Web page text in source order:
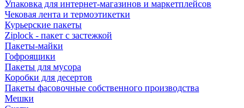
Упаковка для интернет-магазинов и маркетплейсов
Чековая лента и термоэтикетки
Курьерские пакеты
Ziplock - пакет с застежкой
Пакеты-майки
Гофроящики
Пакеты для мусора
Коробки для десертов
Пакеты фасовочные собственного производства
Мешки